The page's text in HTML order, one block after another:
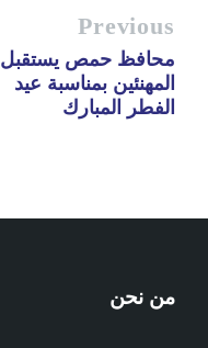
Previous
محافظ حمص يستقبل
المهنئين بمناسبة عيد
الفطر المبارك
من نحن